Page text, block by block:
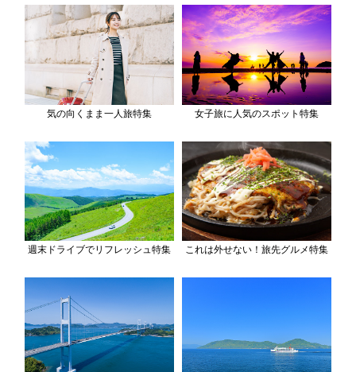
気の向くまま一人旅特集 女子旅に人気のスポット特集
週末ドライブでリフレッシュ特集 これは外せない！旅先グルメ特集